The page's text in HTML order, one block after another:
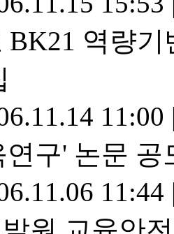
BK21 역량
11:00
구' 논문 공
11:44